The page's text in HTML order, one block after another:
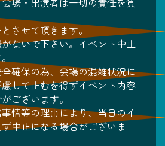
させて頂きます。
ないで下さい。イベント中止
確保の為、会場の混雑状況に
して止むを得ずイベント内容
ございます。
情等の理由により、当日のイ
中止になる場合がございま